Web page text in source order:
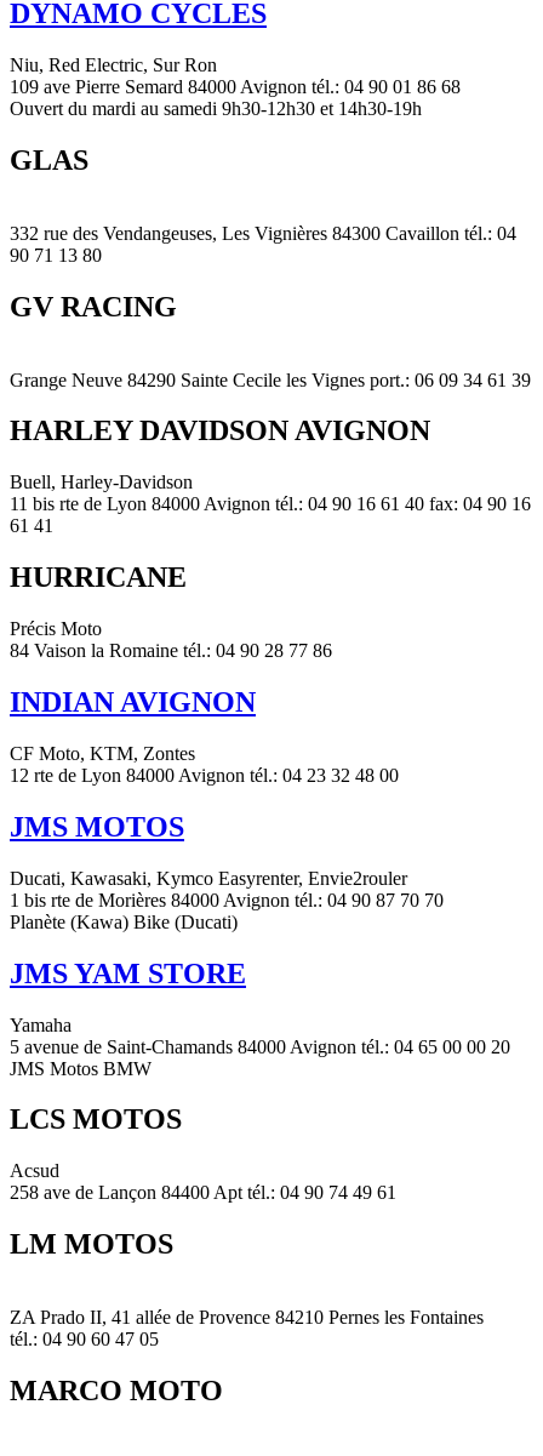
DYNAMO CYCLES
Niu, Red Electric, Sur Ron
109 ave Pierre Semard 84000 Avignon tél.: 04 90 01 86 68
Ouvert du mardi au samedi 9h30-12h30 et 14h30-19h
GLAS
332 rue des Vendangeuses, Les Vignières 84300 Cavaillon tél.: 04
90 71 13 80
GV RACING
Grange Neuve 84290 Sainte Cecile les Vignes port.: 06 09 34 61 39
HARLEY DAVIDSON AVIGNON
Buell, Harley-Davidson
11 bis rte de Lyon 84000 Avignon tél.: 04 90 16 61 40 fax: 04 90 16
61 41
HURRICANE
Précis Moto
84 Vaison la Romaine tél.: 04 90 28 77 86
INDIAN AVIGNON
CF Moto, KTM, Zontes
12 rte de Lyon 84000 Avignon tél.: 04 23 32 48 00
JMS MOTOS
Ducati, Kawasaki, Kymco Easyrenter, Envie2rouler
1 bis rte de Morières 84000 Avignon tél.: 04 90 87 70 70
Planète (Kawa) Bike (Ducati)
JMS YAM STORE
Yamaha
5 avenue de Saint-Chamands 84000 Avignon tél.: 04 65 00 00 20
JMS Motos BMW
LCS MOTOS
Acsud
258 ave de Lançon 84400 Apt tél.: 04 90 74 49 61
LM MOTOS
ZA Prado II, 41 allée de Provence 84210 Pernes les Fontaines
tél.: 04 90 60 47 05
MARCO MOTO